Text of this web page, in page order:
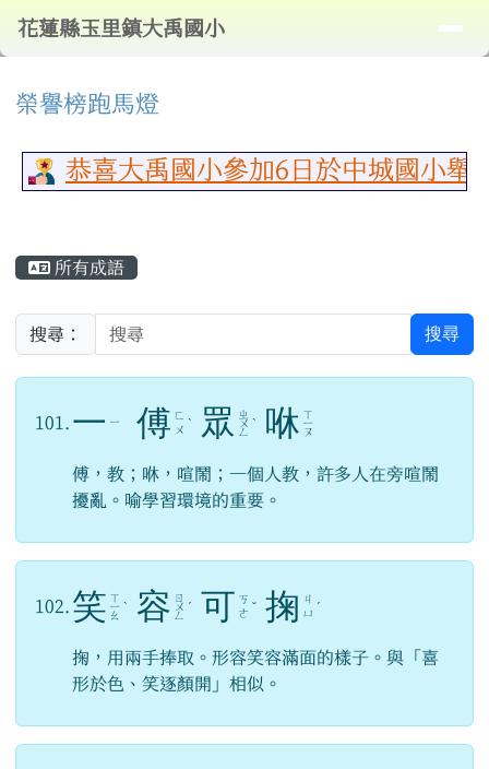
花蓮縣玉里鎮大禹國小
導覽列
花蓮縣玉里鎮大禹國小
上中區域內容
榮譽榜跑馬燈
恭喜大禹國小參加6日於中城國小舉
所有成語
搜尋： 搜尋
101. 一 ㄧ 傅 ㄈ
ㄨ ˋ 眾 ㄓ
ㄨ
ㄥ
ˋ 咻 ㄒ
ㄧ
ㄡ
傅，教；咻，喧鬧；一個人教，許多人在旁喧鬧
擾亂。喻學習環境的重要。
102. 笑 ㄒ
ㄧ
ㄠ
ˋ 容 ㄖ
ㄨ
ㄥ
ˊ 可 ㄎ
ㄜ ˇ 掬 ㄐ
ㄩ ˊ
掬，用兩手捧取。形容笑容滿面的樣子。與「喜
形於色、笑逐顏開」相似。